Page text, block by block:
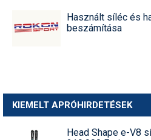
Használt síléc és
beszámítása
KIEMELT APRÓHIRDETÉSEK
Head Shape e-V8